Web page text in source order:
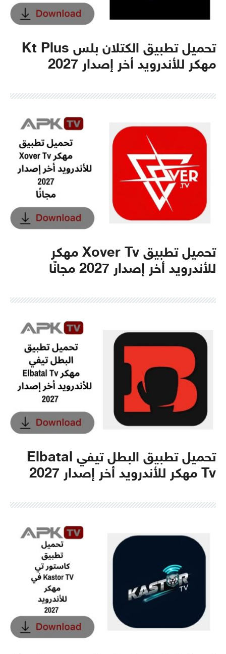
تحميل تطبيق الكتلان بلس Kt Plus
مهكر للأندرويد أخر إصدار 2027
تحميل تطبيق Xover Tv مهكر
للأندرويد أخر إصدار 2027 مجانًا
تحميل تطبيق البطل تيفي Elbatal
Tv مهكر للأندرويد أخر إصدار 2027